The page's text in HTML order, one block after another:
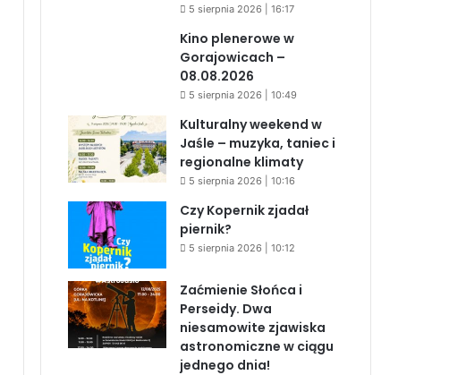
5 sierpnia 2026 | 16:17
Kino plenerowe w
Gorajowicach –
08.08.2026
5 sierpnia 2026 | 10:49
Kulturalny weekend w
Jaśle – muzyka, taniec i
regionalne klimaty
5 sierpnia 2026 | 10:16
Czy Kopernik zjadał
piernik?
5 sierpnia 2026 | 10:12
Zaćmienie Słońca i
Perseidy. Dwa
niesamowite zjawiska
astronomiczne w ciągu
jednego dnia!